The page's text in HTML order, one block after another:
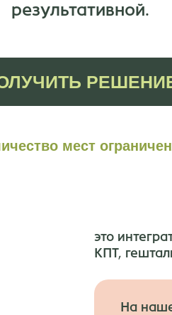
результативной.
мест
это
КПТ,
На